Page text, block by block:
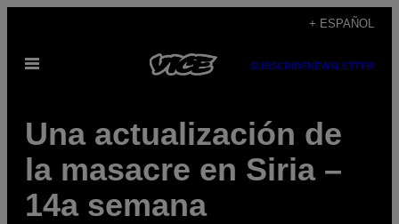
contenido
+ ESPAÑOL
Abrir
SUBSCRIBENEWSLETTER
Una actualización de
la masacre en Siria –
14a semana